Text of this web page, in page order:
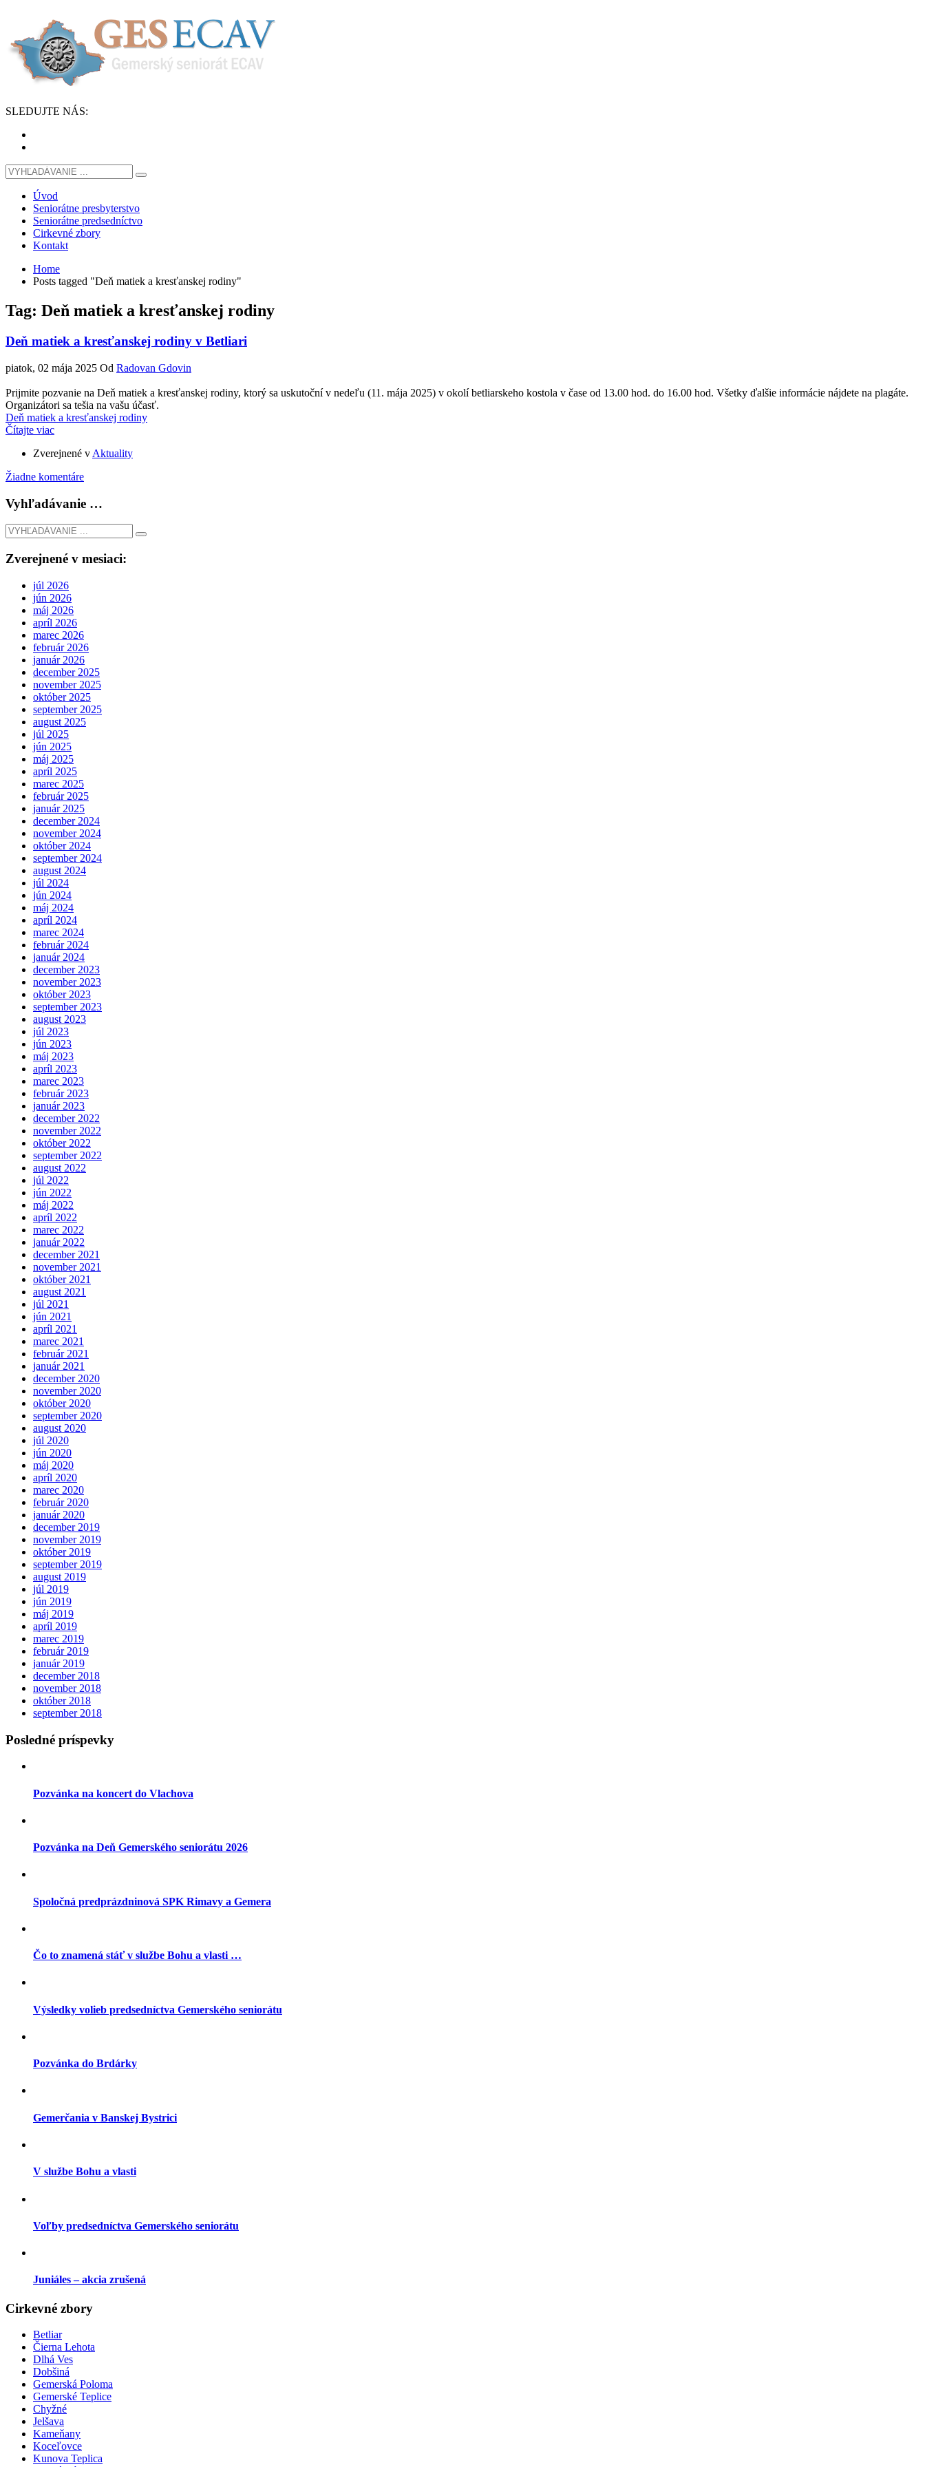
SLEDUJTE NÁS:
Úvod
Seniorátne presbyterstvo
Seniorátne predsedníctvo
Cirkevné zbory
Kontakt
Home
Posts tagged "Deň matiek a kresťanskej rodiny"
Tag: Deň matiek a kresťanskej rodiny
Deň matiek a kresťanskej rodiny v Betliari
piatok, 02 mája 2025 Od Radovan Gdovin
Prijmite pozvanie na Deň matiek a kresťanskej rodiny, ktorý sa uskutoční v nedeľu (11. mája 2025) v okolí betliarskeho kostola v čase od 13.00 hod. do 16.00 hod. Všetky ďalšie informácie nájdete na plagáte.
Organizátori sa tešia na vašu účasť.
Deň matiek a kresťanskej rodiny
Čítajte viac
Zverejnené v Aktuality
Žiadne komentáre
Vyhľadávanie …
Zverejnené v mesiaci:
júl 2026
jún 2026
máj 2026
apríl 2026
marec 2026
február 2026
január 2026
december 2025
november 2025
október 2025
september 2025
august 2025
júl 2025
jún 2025
máj 2025
apríl 2025
marec 2025
február 2025
január 2025
december 2024
november 2024
október 2024
september 2024
august 2024
júl 2024
jún 2024
máj 2024
apríl 2024
marec 2024
február 2024
január 2024
december 2023
november 2023
október 2023
september 2023
august 2023
júl 2023
jún 2023
máj 2023
apríl 2023
marec 2023
február 2023
január 2023
december 2022
november 2022
október 2022
september 2022
august 2022
júl 2022
jún 2022
máj 2022
apríl 2022
marec 2022
január 2022
december 2021
november 2021
október 2021
august 2021
júl 2021
jún 2021
apríl 2021
marec 2021
február 2021
január 2021
december 2020
november 2020
október 2020
september 2020
august 2020
júl 2020
jún 2020
máj 2020
apríl 2020
marec 2020
február 2020
január 2020
december 2019
november 2019
október 2019
september 2019
august 2019
júl 2019
jún 2019
máj 2019
apríl 2019
marec 2019
február 2019
január 2019
december 2018
november 2018
október 2018
september 2018
Posledné príspevky
Pozvánka na koncert do Vlachova
Pozvánka na Deň Gemerského seniorátu 2026
Spoločná predprázdninová SPK Rimavy a Gemera
Čo to znamená stáť v službe Bohu a vlasti …
Výsledky volieb predsedníctva Gemerského seniorátu
Pozvánka do Brdárky
Gemerčania v Banskej Bystrici
V službe Bohu a vlasti
Voľby predsedníctva Gemerského seniorátu
Juniáles – akcia zrušená
Cirkevné zbory
Betliar
Čierna Lehota
Dlhá Ves
Dobšiná
Gemerská Poloma
Gemerské Teplice
Chyžné
Jelšava
Kameňany
Koceľovce
Kunova Teplica